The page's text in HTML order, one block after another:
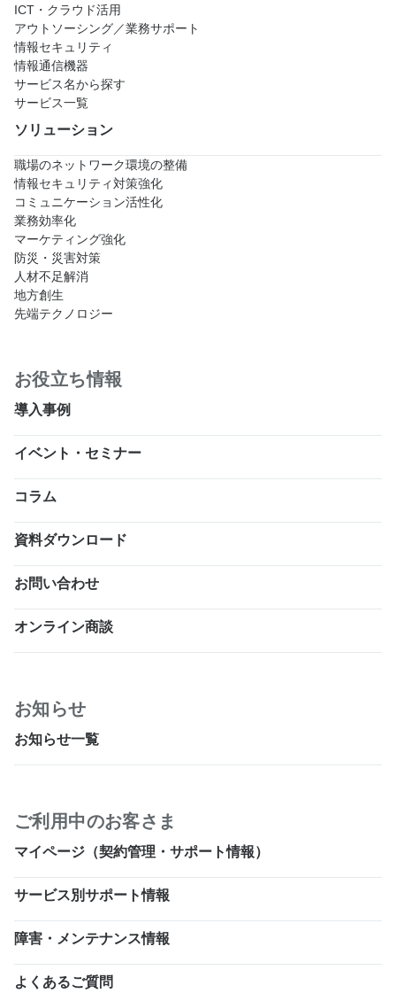
ICT・クラウド活用
アウトソーシング／業務サポート
情報セキュリティ
情報通信機器
サービス名から探す
サービス一覧
ソリューション
職場のネットワーク環境の整備
情報セキュリティ対策強化
コミュニケーション活性化
業務効率化
マーケティング強化
防災・災害対策
人材不足解消
地方創生
先端テクノロジー
お役立ち情報
導入事例
イベント・セミナー
コラム
資料ダウンロード
お問い合わせ
オンライン商談
お知らせ
お知らせ一覧
ご利用中のお客さま
マイページ（契約管理・サポート情報）
サービス別サポート情報
障害・メンテナンス情報
よくあるご質問